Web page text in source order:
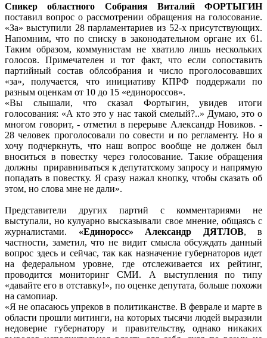
Спикер областного Собрания Виталий ФОРТЫГИН
поставил вопрос о рассмотрении обращения на голосование.
«За» выступили 28 парламентариев из 52-х присутствующих.
Напомним, что по списку в законодательном органе их 61.
Таким образом, коммунистам не хватило лишь нескольких
голосов. Примечателен и тот факт, что если сопоставить
партийный состав облсобрания и число проголосовавших
«за», получается, что инициативу КПРФ поддержали по
разным оценкам от 10 до 15 «единороссов».
«Вы слышали, что сказал Фортыгин, увидев итоги
голосования: «А кто это у нас такой смелый?..» Думаю, это о
многом говорит, - отметил в перерыве Александр Новиков. -
28 человек проголосовали по совести и по регламенту. Но я
хочу подчеркнуть, что наш вопрос вообще не должен был
вноситься в повестку через голосование. Такие обращения
должны приравниваться к депутатскому запросу и напрямую
попадать в повестку. Я сразу нажал кнопку, чтобы сказать об
этом, но слова мне не дали».
Представители других партий с комментариями не
выступали, но кулуарно высказывали свое мнение, общаясь с
журналистами. «Единоросс» Александр ДЯТЛОВ, в
частности, заметил, что не видит смысла обсуждать данный
вопрос здесь и сейчас, так как назначение губернаторов идет
на федеральном уровне, где отслеживается их рейтинг,
проводится мониторинг СМИ. А выступления по типу
«давайте его в отставку!», по оценке депутата, больше похожи
на самопиар.
«Я не опасаюсь упреков в политиканстве. В феврале и марте в
области прошли митинги, на которых тысячи людей выразили
недоверие губернатору и правительству, однако никаких